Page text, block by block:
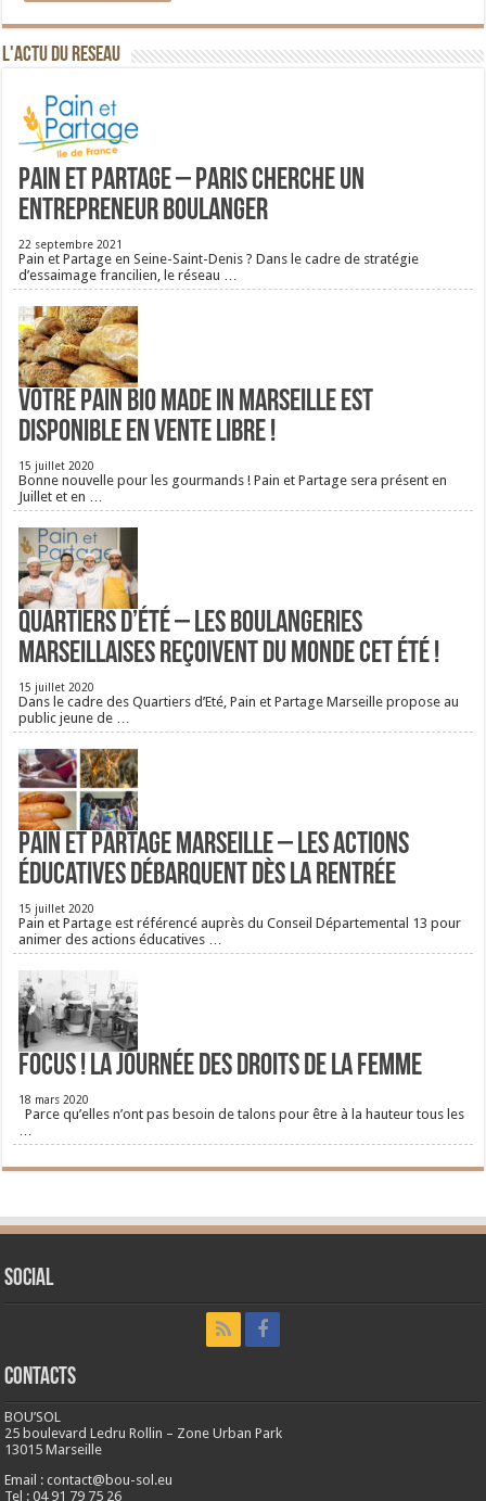
L'ACTU DU RESEAU
Pain et Partage – Paris cherche un
entrepreneur boulanger
22 septembre 2021
Pain et Partage en Seine-Saint-Denis ? Dans le cadre de stratégie
d’essaimage francilien, le réseau …
Votre pain bio Made in Marseille est
disponible en vente libre !
15 juillet 2020
Bonne nouvelle pour les gourmands ! Pain et Partage sera présent en
Juillet et en …
Quartiers d’été – Les boulangeries
Marseillaises reçoivent du monde cet été !
15 juillet 2020
Dans le cadre des Quartiers d’Eté, Pain et Partage Marseille propose au
public jeune de …
Pain et Partage Marseille – Les actions
éducatives débarquent dès la rentrée
15 juillet 2020
Pain et Partage est référencé auprès du Conseil Départemental 13 pour
animer des actions éducatives …
FOCUS ! La journée des droits de la femme
18 mars 2020
Parce qu’elles n’ont pas besoin de talons pour être à la hauteur tous les
…
Social
CONTACTS
BOU’SOL
25 boulevard Ledru Rollin – Zone Urban Park
13015 Marseille
Email : contact@bou-sol.eu
Tel : 04 91 79 75 26